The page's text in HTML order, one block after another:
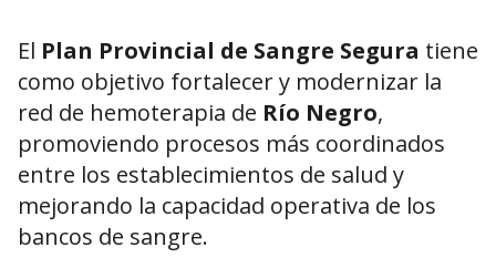
El Plan Provincial de Sangre Segura tiene
como objetivo fortalecer y modernizar la
red de hemoterapia de Río Negro,
promoviendo procesos más coordinados
entre los establecimientos de salud y
mejorando la capacidad operativa de los
bancos de sangre.